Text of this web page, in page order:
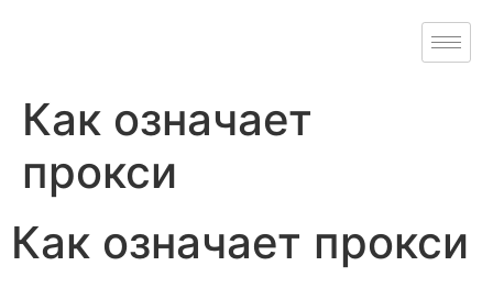
Как означает
прокси
Как означает прокси